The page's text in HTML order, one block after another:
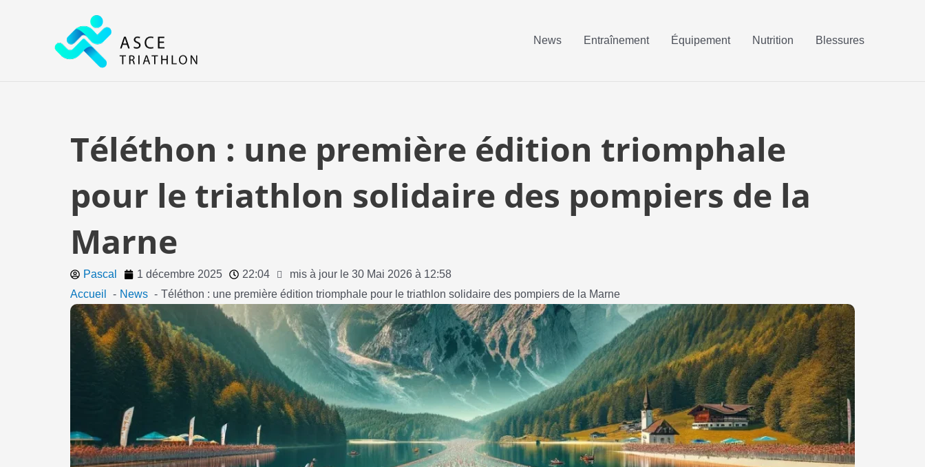
News Entraînement Équipement Nutrition Blessures
Téléthon : une première édition triomphale
pour le triathlon solidaire des pompiers de la
Marne
Pascal 1 décembre 2025 22:04
mis à jour le 30 Mai 2026 à 12:58
Accueil
News Téléthon : une première édition triomphale pour le triathlon solidaire des pompiers de la Marne